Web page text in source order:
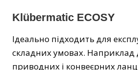
Klübermatic ECOSY
Ідеально підходить для
складних умовах.
приводних і конвеєрних